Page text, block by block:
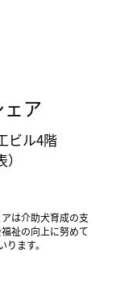
ア
ビル4階
は介助犬育成の支
祉の向上に努めて
ります。